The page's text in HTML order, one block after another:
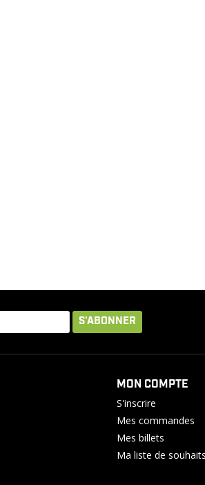
S'ABONNER
MON COMPTE
S'inscrire
Mes commandes
Mes billets
Ma liste de souhaits